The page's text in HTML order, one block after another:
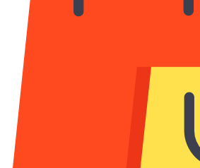
Underkläder
Strumpor & Strumpbyxor
Halsdukar & scarves
Handskar & vantar
Bälten & skärp